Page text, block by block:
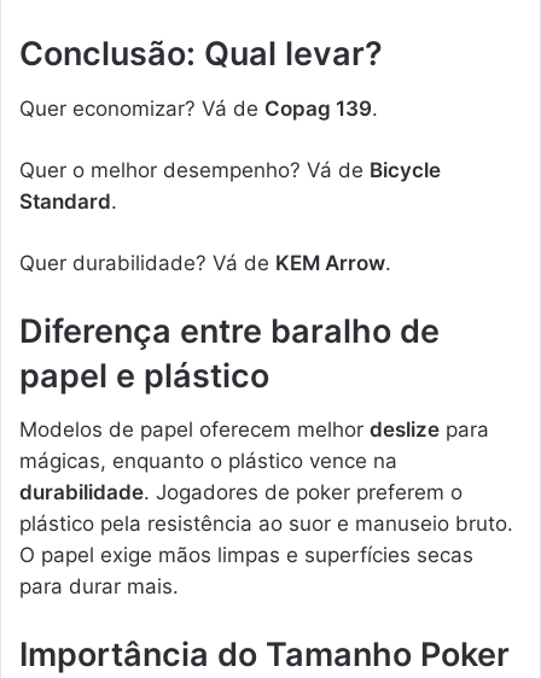
Conclusão: Qual levar?
Quer economizar? Vá de Copag 139.
Quer o melhor desempenho? Vá de Bicycle
Standard.
Quer durabilidade? Vá de KEM Arrow.
Diferença entre baralho de
papel e plástico
Modelos de papel oferecem melhor deslize para
mágicas, enquanto o plástico vence na
durabilidade. Jogadores de poker preferem o
plástico pela resistência ao suor e manuseio bruto.
O papel exige mãos limpas e superfícies secas
para durar mais.
Importância do Tamanho Poker